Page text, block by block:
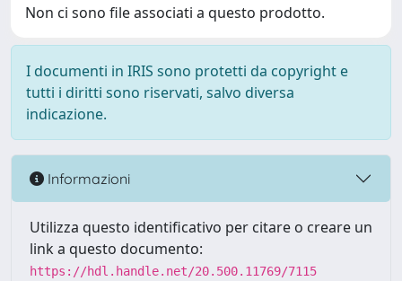
Non ci sono file associati a questo prodotto.
I documenti in IRIS sono protetti da copyright e
tutti i diritti sono riservati, salvo diversa
indicazione.
Informazioni
Utilizza questo identificativo per citare o creare un
link a questo documento:
https://hdl.handle.net/20.500.11769/7115